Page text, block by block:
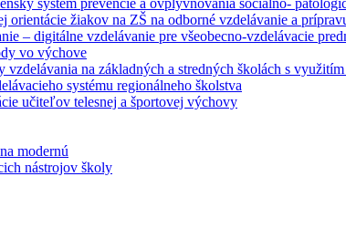
systém prevencie a ovplyvňovania sociálno-
orientácie žiakov na ZŠ na odborné vzdelávanie a
– digitálne vzdelávanie pre všeobecno-vzdelávacie
vo výchove
vzdelávania na základných a stredných školách s
systému regionálneho školstva
učiteľov telesnej a športovej výchovy
modernú
nástrojov školy